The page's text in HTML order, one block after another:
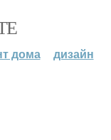
дома дизайн